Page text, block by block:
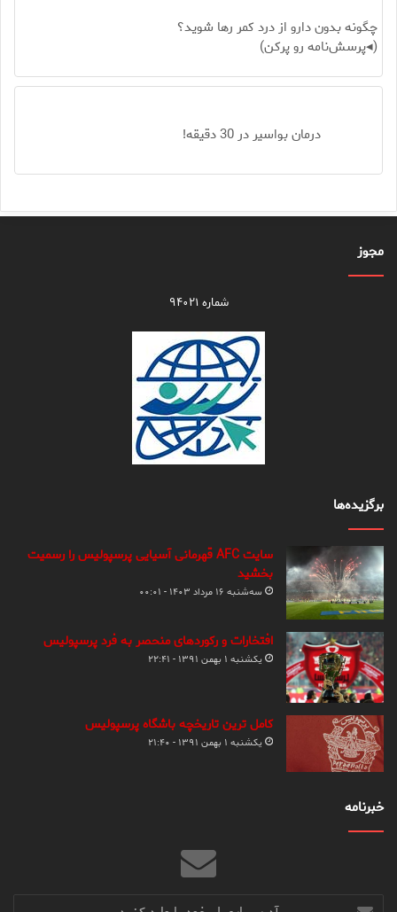
چگونه بدون دارو از درد کمر رها شوید؟
(◂پرسش‌نامه رو پرکن)
درمان بواسیر در 30 دقیقه!
مجوز
شماره ۹۴۰۲۱
برگزیده‌ها
سایت AFC قهرمانی آسیایی پرسپولیس را رسمیت
بخشید
سه‌شنبه ۱۶ مرداد ۱۴۰۳ - ۰۰:۰۱
افتخارات و رکوردهای منحصر به فرد پرسپولیس
یکشنبه ۱ بهمن ۱۳۹۱ - ۲۲:۴۱
کامل ترین تاریخچه باشگاه پرسپولیس
یکشنبه ۱ بهمن ۱۳۹۱ - ۲۱:۴۰
خبرنامه
آدرس